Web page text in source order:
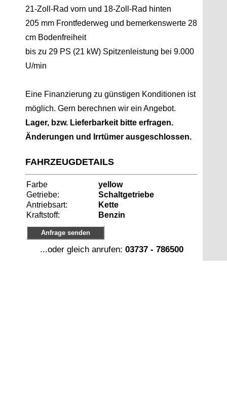
21-Zoll-Rad vorn und 18-Zoll-Rad hinten
205 mm Frontfederweg und bemerkenswerte 28
cm Bodenfreiheit
bis zu 29 PS (21 kW) Spitzenleistung bei 9.000
U/min
Eine Finanzierung zu günstigen Konditionen ist
möglich. Gern berechnen wir ein Angebot.
Lager, bzw. Lieferbarkeit bitte erfragen.
Änderungen und Irrtümer ausgeschlossen.
FAHRZEUGDETAILS
Farbe
yellow
Getriebe:
Schaltgetriebe
Antriebsart:
Kette
Kraftstoff:
Benzin
Anfrage senden
...oder gleich anrufen: 03737 - 786500